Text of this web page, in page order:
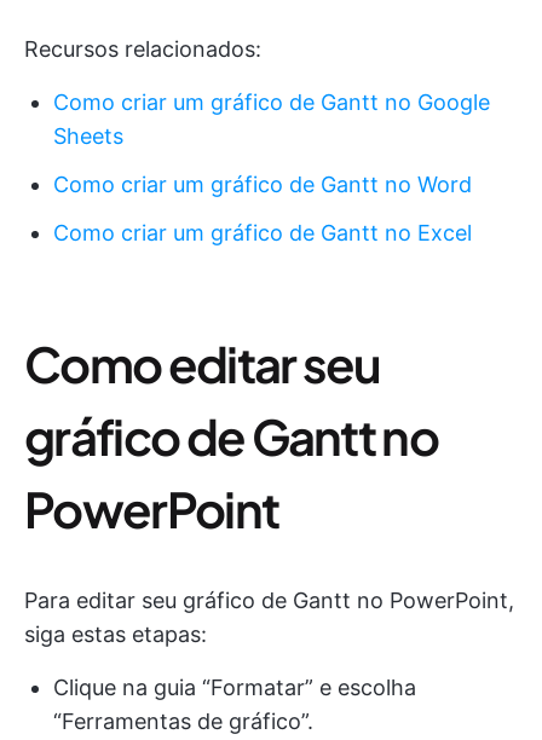
Recursos relacionados:
Como criar um gráfico de Gantt no Google
Sheets
Como criar um gráfico de Gantt no Word
Como criar um gráfico de Gantt no Excel
Como editar seu
gráfico de Gantt no
PowerPoint
Para editar seu gráfico de Gantt no PowerPoint,
siga estas etapas:
Clique na guia “Formatar” e escolha
“Ferramentas de gráfico”.